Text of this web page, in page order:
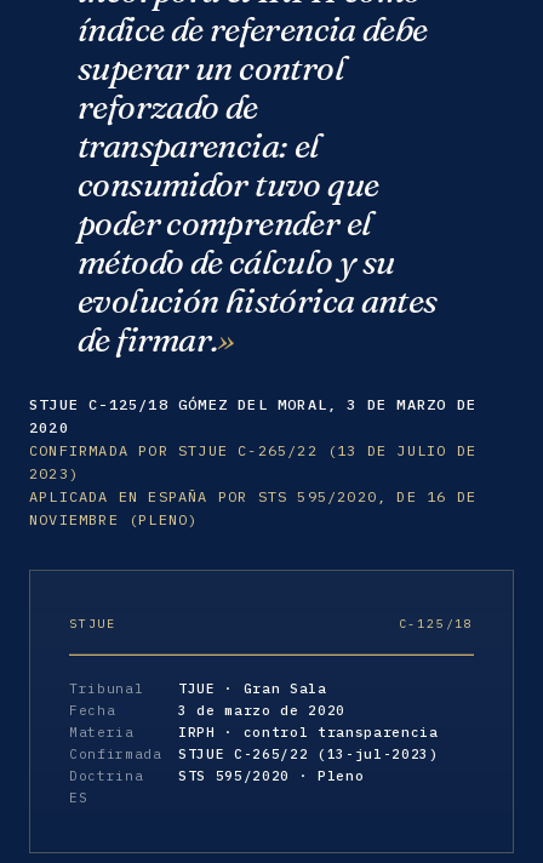
índice de referencia debe
superar un control
reforzado de
transparencia: el
consumidor tuvo que
poder comprender el
método de cálculo y su
evolución histórica antes
de firmar.
STJUE C-125/18 GÓMEZ DEL MORAL, 3 DE MARZO DE
2020
CONFIRMADA POR STJUE C-265/22 (13 DE JULIO DE
2023)
APLICADA EN ESPAÑA POR STS 595/2020, DE 16 DE
NOVIEMBRE (PLENO)
STJUE C-125/18
Tribunal
TJUE · Gran Sala
Fecha
3 de marzo de 2020
Materia
IRPH · control transparencia
Confirmada
STJUE C-265/22 (13-jul-2023)
Doctrina
ES
STS 595/2020 · Pleno